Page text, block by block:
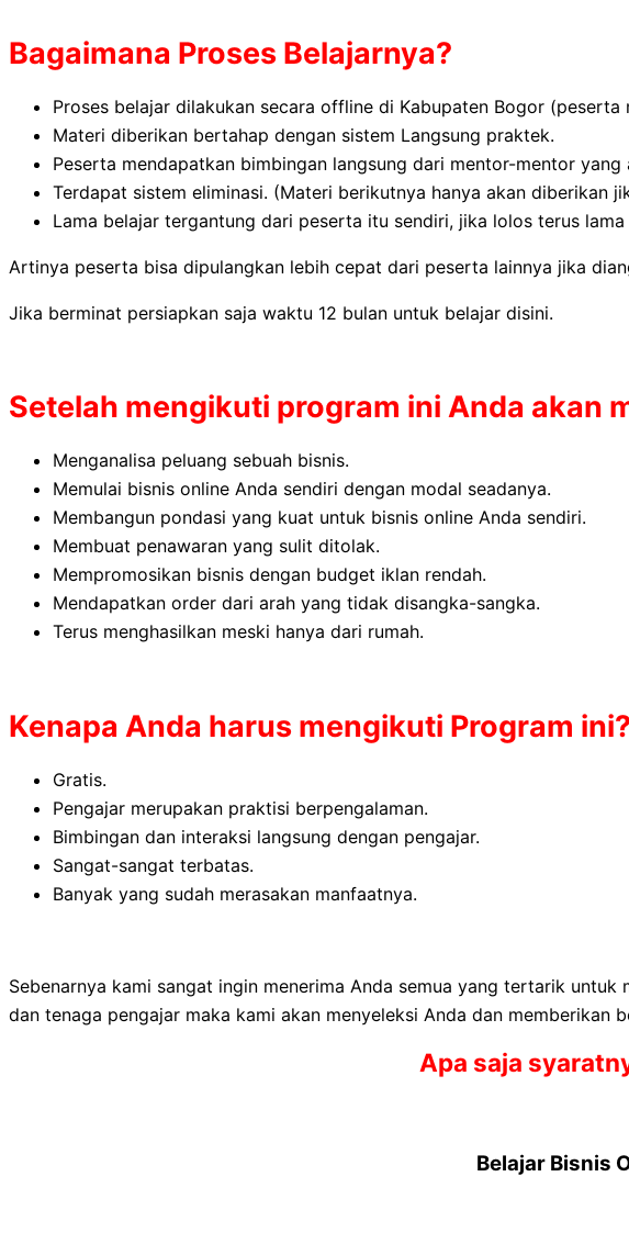
Bagaimana Proses Belajarnya?
Proses belajar dilakukan secara offline di Kabupaten Bogor (peserta
Materi diberikan bertahap dengan sistem Langsung praktek.
Peserta mendapatkan bimbingan langsung dari mentor-mentor yang
Terdapat sistem eliminasi. (Materi berikutnya hanya akan diberikan
Lama belajar tergantung dari peserta itu sendiri, jika lolos terus
Artinya peserta bisa dipulangkan lebih cepat dari peserta lainnya jika
Jika berminat persiapkan saja waktu 12 bulan untuk belajar disini.
Setelah mengikuti program ini Anda akan
Menganalisa peluang sebuah bisnis.
Memulai bisnis online Anda sendiri dengan modal seadanya.
Membangun pondasi yang kuat untuk bisnis online Anda sendiri.
Membuat penawaran yang sulit ditolak.
Mempromosikan bisnis dengan budget iklan rendah.
Mendapatkan order dari arah yang tidak disangka-sangka.
Terus menghasilkan meski hanya dari rumah.
Kenapa Anda harus mengikuti Program ini?
Gratis.
Pengajar merupakan praktisi berpengalaman.
Bimbingan dan interaksi langsung dengan pengajar.
Sangat-sangat terbatas.
Banyak yang sudah merasakan manfaatnya.
Sebenarnya kami sangat ingin menerima Anda semua yang tertarik
dan tenaga pengajar maka kami akan menyeleksi Anda dan memberikan
Apa saja
Belajar Bisnis